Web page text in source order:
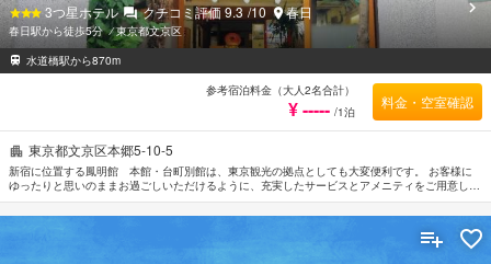
東京都文京区本郷5-10-5
新宿に位置する鳳明館 本館・台町別館は、東京観光の拠点としても大変便利です。 お客様に
ゆったりと思いのままお過ごしいただけるように、充実したサービスとアメニティをご用意して
おります。 お客様にお楽しみいただけるよう全室Wi-Fi無料, Wi-Fi（共有エリア内）, セーフティ
ボックス（フロント）, 自動販売機などの設備・サービスを備えております。 快適な睡眠をサポ
ートするために各種アメニティを整えております。無料ティー, クローゼット, タオル, 洋服掛け,
薄型TVなどを備えたお部屋でぐっすりとおやすみいただけます。 当施設ではさまざまなレクリ
3つ星ホテル クチコミ評価9.3 /10 春日
春日駅から徒歩5分 ⁄東京都文京区
水道橋駅から870m
参考宿泊料金（大人2名合計）
¥ ----- /1泊
料金・空室確認